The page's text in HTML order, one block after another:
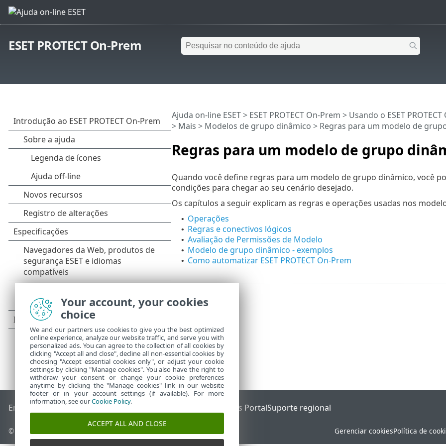
ESET PROTECT On-Prem
Regras para um modelo de grupo
Ajuda on-line ESET> ESET PROTECT On-Prem > Usando o ESET
> Mais > Modelos de grupo dinâmico > Regras para um modelo de
Quando você define regras para um modelo de grupo dinâmico, você
condições para chegar ao seu cenário desejado.
Os capítulos a seguir explicam as regras e operações usadas nos
• Operações
• Regras e conectivos lógicos
• Avaliação de Permissões de Modelo
• Modelo de grupo dinâmico - exemplos
• Como automatizar ESET PROTECT On-Prem
End of Life Base de conhecimento ESET ESET Status PortalSuporte regional
© 1992 - 2026 ESET, spol. s r.o. - Todos os direitos reservados. Gerenciar cookiesPolítica de
Your account, your cookies
choice
We and our partners use cookies to give you the best optimized
online experience, analyze our website traffic, and serve you with
personalized ads. You can agree to the collection of all cookies by
clicking "Accept all and close", decline all non-essential cookies by
choosing "Accept essential cookies only", or adjust your cookie
settings by clicking "Manage cookies". You also have the right to
withdraw your consent or change your cookie preferences
anytime by clicking the "Manage cookies" link in our website
footer or in your account settings (if available). For more
information, see ourCookie Policy.
ACCEPT ALL AND CLOSE